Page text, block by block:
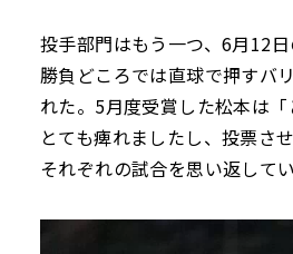
投手部門はもう一つ、6月12
勝負どころでは直球で押すバ
れた。5月度受賞した松本は
とても痺れましたし、投票さ
それぞれの試合を思い返して